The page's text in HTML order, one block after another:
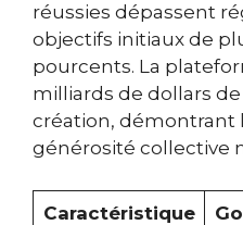
réussies dépassent
objectifs initiaux de
pourcents. La
milliards de dollars
création, démontrant
générosité collective
Caractéristique